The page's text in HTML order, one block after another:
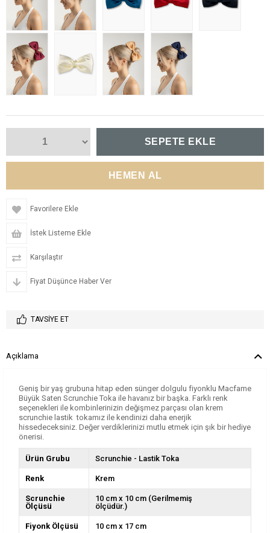
Favorilere Ekle
İstek Listeme Ekle
Karşılaştır
Fiyat Düşünce Haber Ver
TAVSIYE ET
Açıklama
Geniş bir yaş grubuna hitap eden sünger dolgulu fiyonklu Macfame
Büyük Saten Scrunchie Toka ile havanız bir başka. Farklı renk
seçenekleri ile kombinlerinizin değişmez parçası olan krem
scrunchie lastik tokamız ile kendinizi daha enerjik
hissedeceksiniz. Değer verdiklerinizi mutlu etmek için şık bir hediye
önerisi.
Ürün Grubu Scrunchie - Lastik Toka
Renk Krem
Scrunchie
Ölçüsü
10 cm x 10 cm (Gerilmemiş
ölçüdür.)
Fiyonk Ölçüsü 10 cm x 17 cm